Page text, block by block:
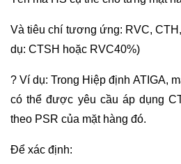
Và tiêu chí tương ứng: RVC,
dụ: CTSH hoặc RVC40%)
? Ví dụ: Trong Hiệp định ATIGA,
có thể được yêu cầu áp dụng
theo PSR của mặt hàng đó.
Để xác định: